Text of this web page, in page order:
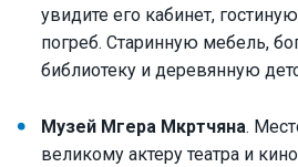
увидите его кабинет,
погреб. Старинную мебель,
библиотеку и деревянную
Музей Мгера Мкртчяна.
великому актеру театра и